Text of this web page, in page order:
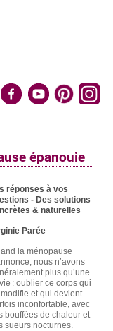
épanouie
réponses à vos
- Des solutions
& naturelles
Parée
la ménopause
nous n’avons
plus qu’une
: oublier ce corps qui
et qui devient
inconfortable, avec
bouffées de chaleur et
sueurs nocturnes.